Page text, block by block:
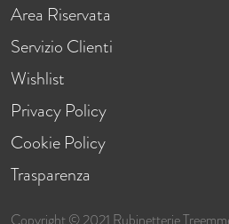
Area Riservata
Servizio Clienti
Wishlist
Privacy Policy
Cookie Policy
Trasparenza
Copyright © 2021 Rubinetterie